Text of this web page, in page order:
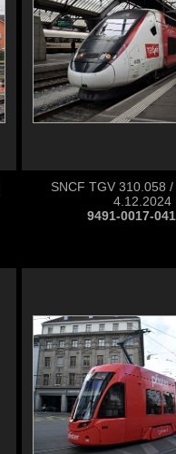
SNCF TGV 310.058
4.12.2024
9491-0017-